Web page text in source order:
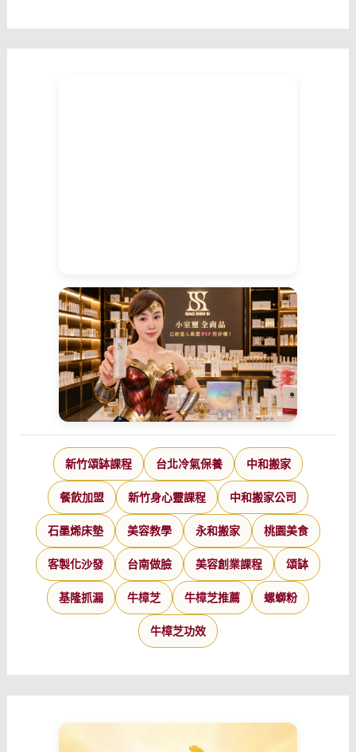
新竹頌缽課程 台北冷氣保養 中和搬家
餐飲加盟 新竹身心靈課程 中和搬家公司
石墨烯床墊 美容教學 永和搬家 桃園美食
客製化沙發 台南做臉 美容創業課程 頌缽
基隆抓漏 牛樟芝 牛樟芝推薦 螺螄粉
牛樟芝功效